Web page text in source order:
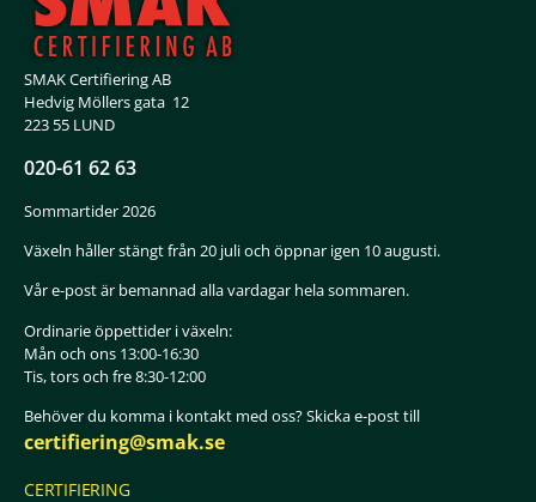
SMAK Certifiering AB
Hedvig Möllers gata 12
223 55 LUND
020-61 62 63
Sommartider 2026
Växeln håller stängt från 20 juli och öppnar igen 10 augusti.
Vår e-post är bemannad alla vardagar hela sommaren.
Ordinarie öppettider i växeln:
Mån och ons 13:00-16:30
Tis, tors och fre 8:30-12:00
Behöver du komma i kontakt med oss? Skicka e-post till
certifiering@smak.se
CERTIFIERING